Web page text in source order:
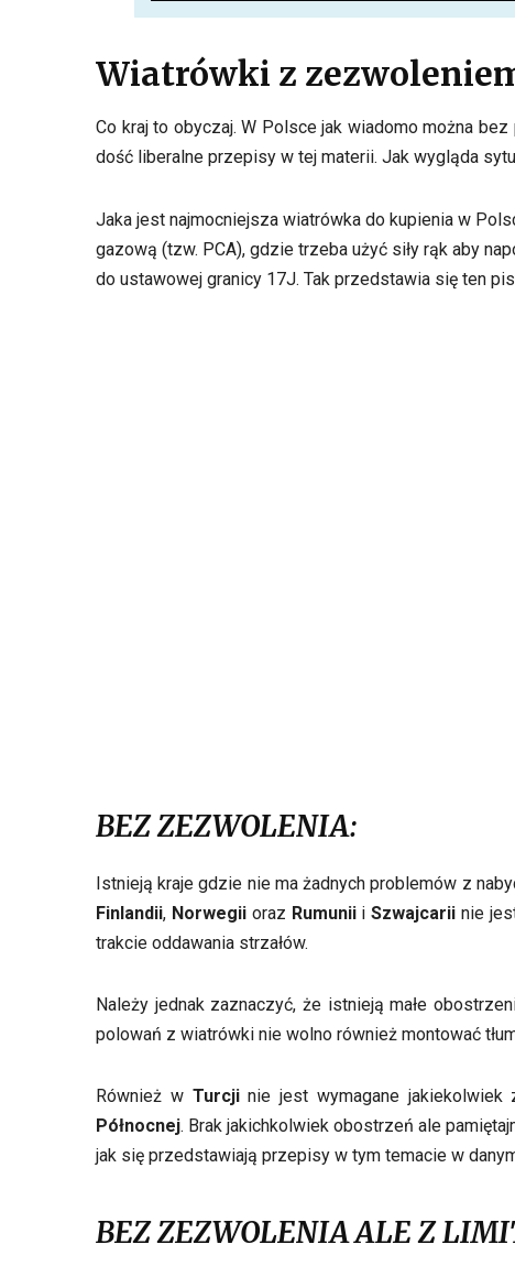
Wiatrówki z
Co kraj to obyczaj. W Polsce jak wiadomo można
dość liberalne przepisy w tej materii. Jak wygląda
Jaka jest najmocniejsza wiatrówka do kupienia w
gazową (tzw. PCA), gdzie trzeba użyć siły rąk aby
do ustawowej granicy 17J. Tak przedstawia się ten
BEZ ZEZWOLENIA:
Istnieją kraje gdzie nie ma żadnych problemów z
Finlandii, Norwegiioraz RumuniiiSzwajcarii nie
trakcie oddawania strzałów.
Należy jednak zaznaczyć, że istnieją małe
polowań z wiatrówki nie wolno również montować
Również w Turcjinie jest wymagane jakiekolwiek
Północnej. Brak jakichkolwiek obostrzeń ale
jak się przedstawiają przepisy w tym temacie w
BEZ ZEZWOLENIA ALE Z